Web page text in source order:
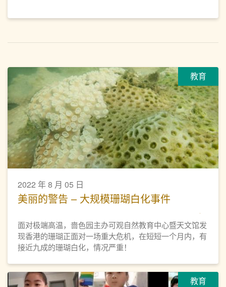
教育
2022 年 8 月 05 日
美丽的警告 – 大规模珊瑚白化事件
面对极端高温，啬色园主办可观自然教育中心暨天文馆发
现香港的珊瑚正面对一场重大危机，在短短一个月内，有
接近九成的珊瑚白化，情况严重！
教育